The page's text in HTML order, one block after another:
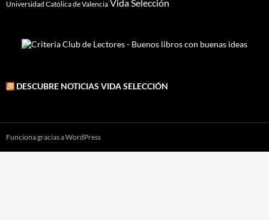
Universidad Católica de Valencia Vida Selección
DESCUBRE NOTICIAS VIDA SELECCIÓN
Funciona gracias a WordPress